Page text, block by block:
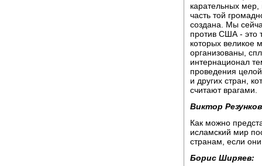
карательных
часть той
создана. Мы
против США - это
которых великое
организованы,
интернационал
проведения
и других стран,
считают врагами.
Виктор
Как можно
исламский мир
странам, если
Борис Ширяев: